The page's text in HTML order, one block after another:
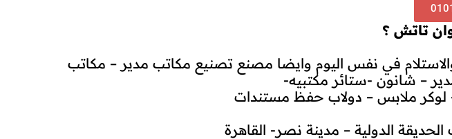
تاتش ؟
في نفس اليوم وايضا مصنع تصنيع مكاتب مدير – مكاتب
– شانون -ستائر مكتبيه-
لوكر ملابس – دولاب حفظ مستندات